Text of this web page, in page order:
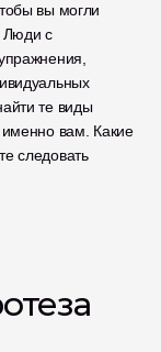
вы могли
Люди с
те виды
именно вам. Какие
следовать